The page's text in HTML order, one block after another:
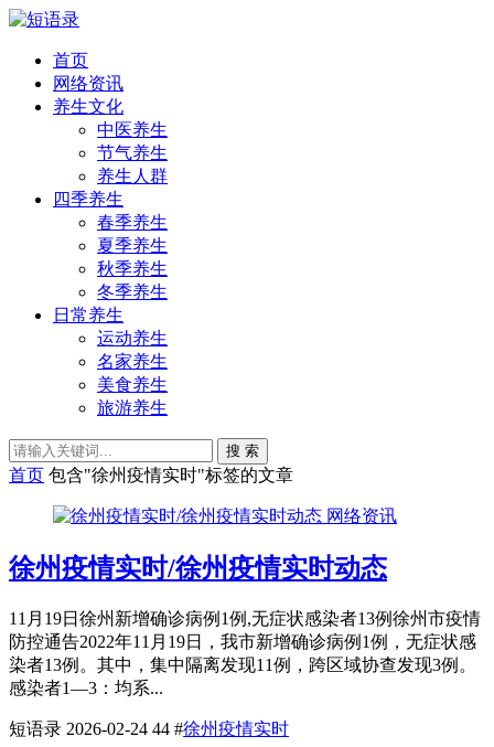
首页
网络资讯
养生文化
中医养生
节气养生
养生人群
四季养生
春季养生
夏季养生
秋季养生
冬季养生
日常养生
运动养生
名家养生
美食养生
旅游养生
搜 索
首页 包含"徐州疫情实时"标签的文章
网络资讯
徐州疫情实时/徐州疫情实时动态
11月19日徐州新增确诊病例1例,无症状感染者13例徐州市疫情
防控通告2022年11月19日，我市新增确诊病例1例，无症状感
染者13例。其中，集中隔离发现11例，跨区域协查发现3例。
感染者1—3：均系...
短语录 2026-02-24 44 #徐州疫情实时